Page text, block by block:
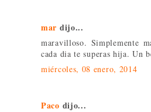
mar dijo...
maravilloso. Simplemente
cada dia te superas hija. Un
miércoles, 08 enero, 2014
Paco dijo...